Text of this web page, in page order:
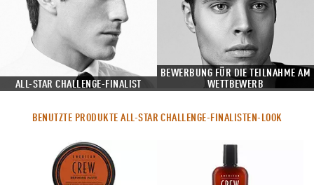
ALL-STAR CHALLENGE-FINALIST
BEWERBUNG FÜR DIE TEILNAHME AM
WETTBEWERB
BENUTZTE PRODUKTE ALL-STAR CHALLENGE-FINALISTEN-LOOK